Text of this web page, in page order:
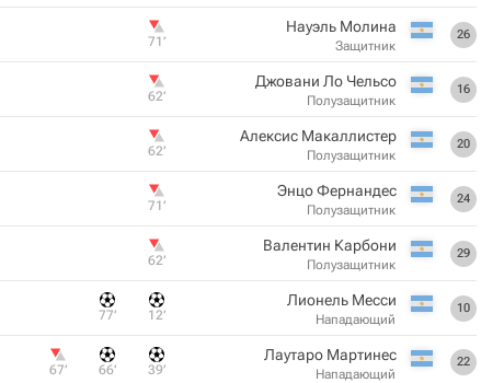
26
Науэль Молина
Защитник
71‎’‎
16
Джовани Ло Чельсо
Полузащитник
62‎’‎
20
Алексис Макаллистер
Полузащитник
62‎’‎
24
Энцо Фернандес
Полузащитник
71‎’‎
29
Валентин Карбони
Полузащитник
62‎’‎
10
Лионель Месси
Нападающий
12‎’‎
77‎’‎
22
Лаутаро Мартинес
Нападающий
39‎’‎
66‎’‎
67‎’‎